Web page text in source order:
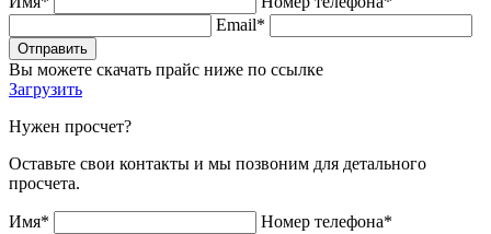
Email*
Отправить
Вы можете скачать прайс ниже по ссылке
Загрузить
Нужен просчет?
Оставьте свои контакты и мы позвоним для детального
просчета.
Имя*
Номер телефона*